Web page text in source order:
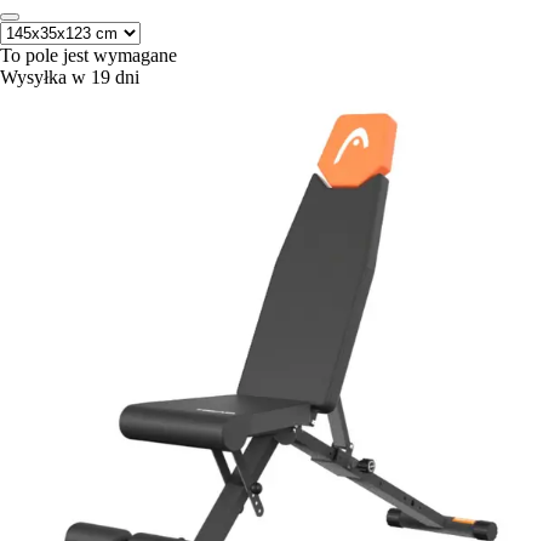
To pole jest wymagane
Wysyłka w 19 dni